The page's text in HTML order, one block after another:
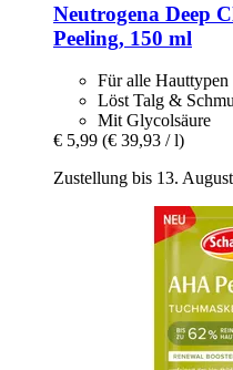
Neutrogena Deep
Peeling, 150 ml
Für alle Hauttypen
Löst Talg &
Mit Glycolsäure
€ 5,99 (€ 39,93 / l)
Zustellung bis 13. August